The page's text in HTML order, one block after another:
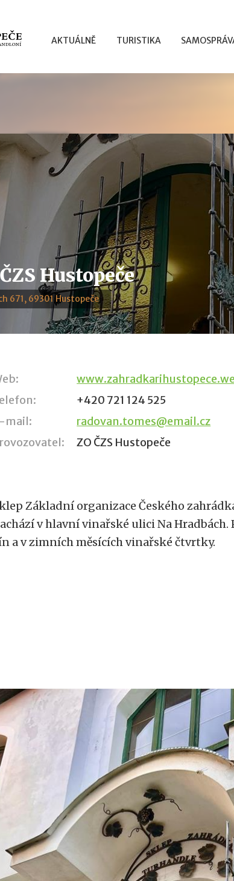
AKTUÁLNĚ TURISTIKA
Hustopeče
671, 69301 Hustopeče
+420 721 124 525
mail:
radovan.tomes@email.cz
ZO ČZS Hustopeče
Základní organizace Českého
v hlavní vinařské ulici Na
a v zimních měsících vinařské čtvrtky.